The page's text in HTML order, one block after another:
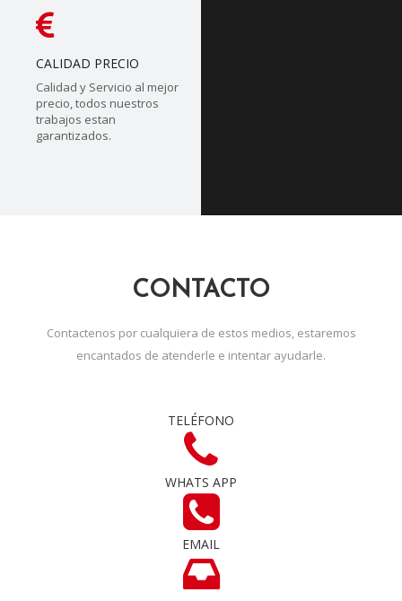
CALIDAD PRECIO
Calidad y Servicio al mejor
precio, todos nuestros
trabajos estan
garantizados.
CONTACTO
Contactenos por cualquiera de estos medios, estaremos
encantados de atenderle e intentar ayudarle.
TELÉFONO
WHATS APP
EMAIL